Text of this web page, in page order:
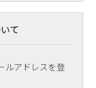
て
ルアドレスを登